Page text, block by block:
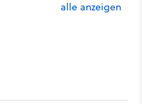
alle anzeigen